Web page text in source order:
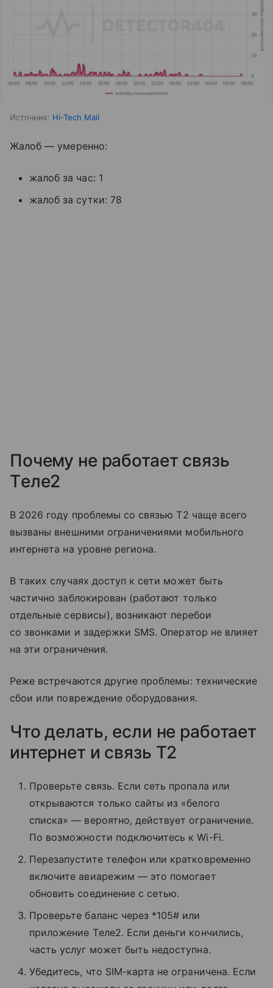
Источник: Hi-Tech Mail
Жалоб — умеренно:
жалоб за час: 1
жалоб за сутки: 78
Почему не работает связь
Tеле2
В 2026 году проблемы со связью T2 чаще всего
вызваны внешними ограничениями мобильного
интернета на уровне региона.
В таких случаях доступ к сети может быть
частично заблокирован (работают только
отдельные сервисы), возникают перебои
со звонками и задержки SMS. Оператор не влияет
на эти ограничения.
Реже встречаются другие проблемы: технические
сбои или повреждение оборудования.
Что делать, если не работает
интернет и связь T2
Проверьте связь. Если сеть пропала или
открываются только сайты из «белого
списка» — вероятно, действует ограничение.
По возможности подключитесь к Wi-Fi.
Перезапустите телефон или кратковременно
включите авиарежим — это помогает
обновить соединение с сетью.
Проверьте баланс через *105# или
приложение Tеле2. Если деньги кончились,
часть услуг может быть недоступна.
Убедитесь, что SIM-карта не ограничена. Если